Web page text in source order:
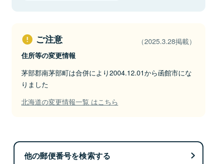
ご注意 （2025.3.28掲載）
住所等の変更情報
茅部郡南茅部町は合併により2004.12.01から函館市にな
りました
北海道の変更情報一覧 はこちら
他の郵便番号を検索する